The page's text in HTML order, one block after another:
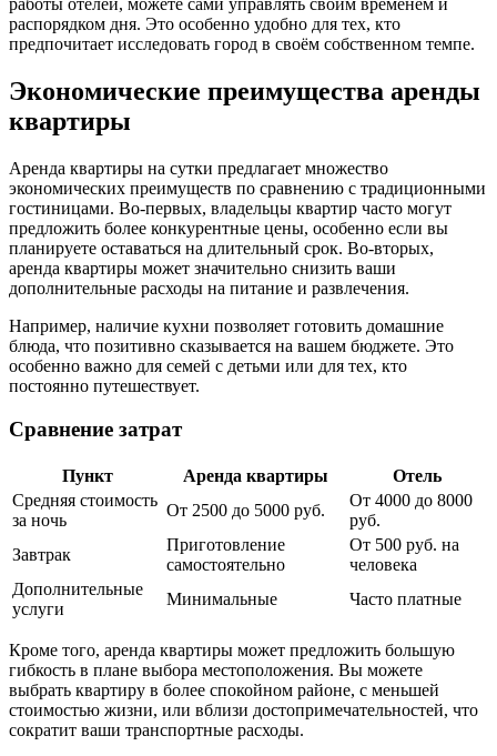
работы отелей, можете сами управлять своим временем и
распорядком дня. Это особенно удобно для тех, кто
предпочитает исследовать город в своём собственном темпе.
Экономические преимущества аренды
квартиры
Аренда квартиры на сутки предлагает множество
экономических преимуществ по сравнению с традиционными
гостиницами. Во-первых, владельцы квартир часто могут
предложить более конкурентные цены, особенно если вы
планируете оставаться на длительный срок. Во-вторых,
аренда квартиры может значительно снизить ваши
дополнительные расходы на питание и развлечения.
Например, наличие кухни позволяет готовить домашние
блюда, что позитивно сказывается на вашем бюджете. Это
особенно важно для семей с детьми или для тех, кто
постоянно путешествует.
Сравнение затрат
Пункт Аренда квартиры
Отель
Средняя стоимость
за ночь
От 2500 до 5000 руб.
От 4000 до 8000
руб.
Завтрак
Приготовление
самостоятельно
От 500 руб. на
человека
Дополнительные
услуги
Минимальные Часто платные
Кроме того, аренда квартиры может предложить большую
гибкость в плане выбора местоположения. Вы можете
выбрать квартиру в более спокойном районе, с меньшей
стоимостью жизни, или вблизи достопримечательностей, что
сократит ваши транспортные расходы.